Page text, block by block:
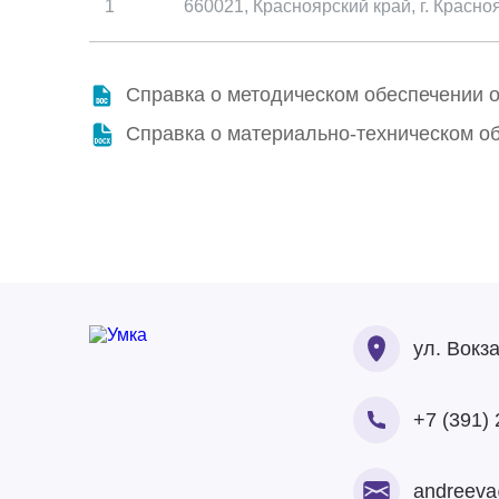
1 660021, Красноярский край, г.
Справка о методическом обеспечении
Справка о материально-техническом
ул.
+7 (391)